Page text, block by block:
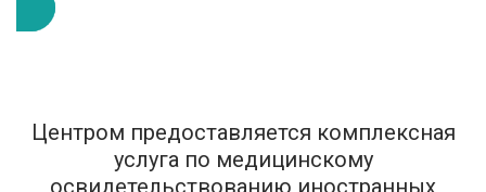
Центром предоставляется комплексная
услуга по медицинскому
освидетельствованию иностранных